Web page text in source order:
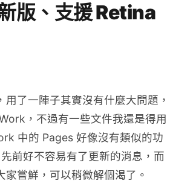
版、支援 Retina
了一陣子其實沒有什麼大問題，
，不過有一些文件我還是得用
中的 Pages 好像沒有類似的功
前好不容易有了更新的消息，而
嘗鮮，可以稍微解個渴了。